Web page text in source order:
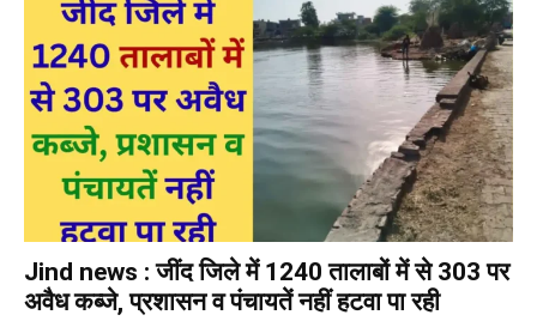
Jind news : जींद जिले में 1240 तालाबों में से 303 पर
अवैध कब्जे, प्रशासन व पंचायतें नहीं हटवा पा रही